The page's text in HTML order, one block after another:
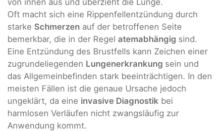
Oft macht sich eine Rippenfellentzündung durch
starke Schmerzen auf der betroffenen Seite
bemerkbar, die in der Regel atemabhängig sind.
Eine Entzündung des Brustfells kann Zeichen einer
zugrundeliegenden Lungenerkrankung sein und
das Allgemeinbefinden stark beeinträchtigen. In den
meisten Fällen ist die genaue Ursache jedoch
ungeklärt, da eine invasive Diagnostik bei
harmlosen Verläufen nicht zwangsläufig zur
Anwendung kommt.